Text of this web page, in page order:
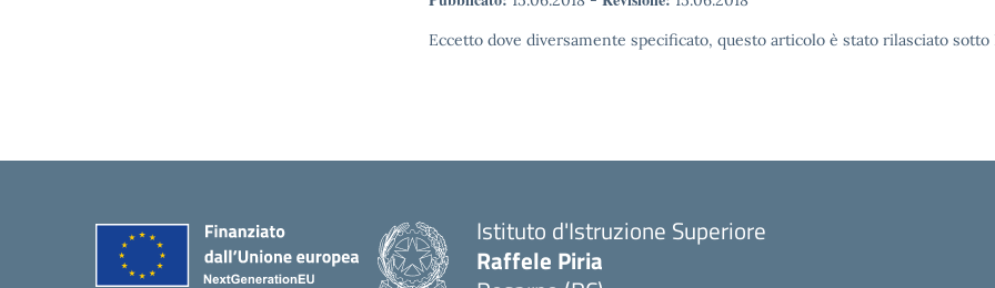
Eccetto dove diversamente specificato, questo articolo è stato rilasciato
Istituto d'Istruzione Superiore
Raffele Piria